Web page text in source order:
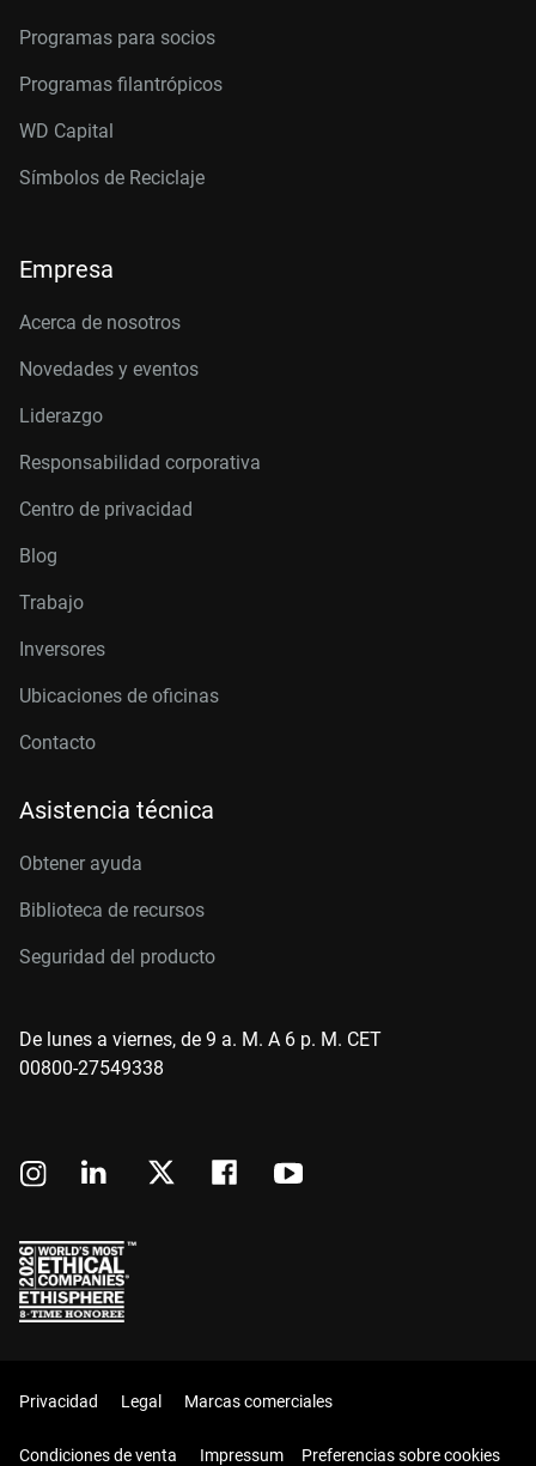
Programas para socios
Programas filantrópicos
WD Capital
Símbolos de Reciclaje
Empresa
Acerca de nosotros
Novedades y eventos
Liderazgo
Responsabilidad corporativa
Centro de privacidad
Blog
Trabajo
Inversores
Ubicaciones de oficinas
Contacto
Asistencia técnica
Obtener ayuda
Biblioteca de recursos
Seguridad del producto
De lunes a viernes, de 9 a. M. A 6 p. M. CET
00800-27549338
Privacidad Legal Marcas comerciales
Condiciones de venta Impressum Preferencias sobre cookies